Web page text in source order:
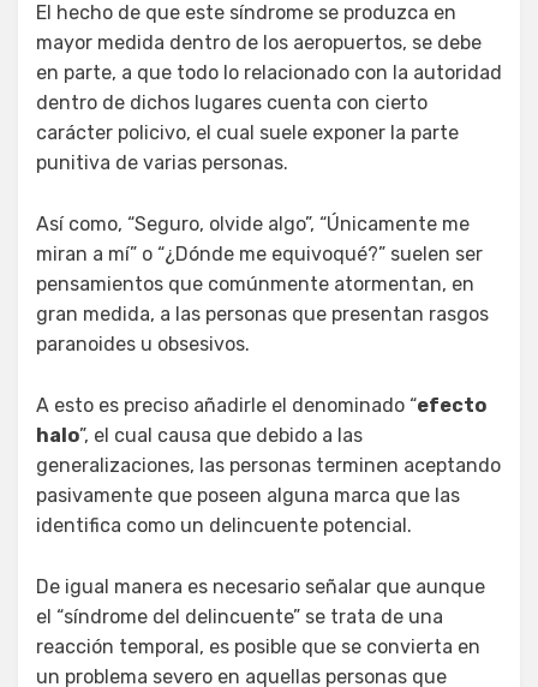
El hecho de que este síndrome se produzca en
mayor medida dentro de los aeropuertos, se debe
en parte, a que todo lo relacionado con la autoridad
dentro de dichos lugares cuenta con cierto
carácter policivo, el cual suele exponer la parte
punitiva de varias personas.
Así como, “Seguro, olvide algo”, “Únicamente me
miran a mí” o “¿Dónde me equivoqué?” suelen ser
pensamientos que comúnmente atormentan, en
gran medida, a las personas que presentan rasgos
paranoides u obsesivos.
A esto es preciso añadirle el denominado “efecto
halo”, el cual causa que debido a las
generalizaciones, las personas terminen aceptando
pasivamente que poseen alguna marca que las
identifica como un delincuente potencial.
De igual manera es necesario señalar que aunque
el “síndrome del delincuente” se trata de una
reacción temporal, es posible que se convierta en
un problema severo en aquellas personas que